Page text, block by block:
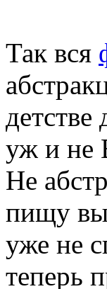
Так вся
уж и не
Не
пищу
уже не
теперь